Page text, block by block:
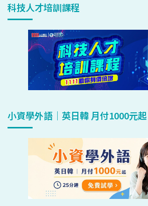
科技人才培訓課程
小資學外語｜英日韓 月付1000元起